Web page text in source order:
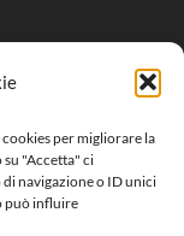
per migliorare la
su "Accetta" ci
navigazione o ID unici
può influire